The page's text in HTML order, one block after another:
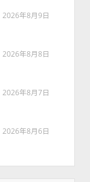
2026年8月9日
2026年8月8日
2026年8月7日
2026年8月6日